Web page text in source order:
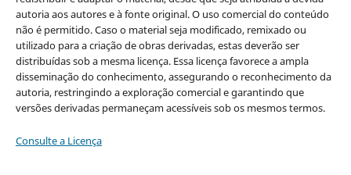
autoria aos autores e à fonte original. O uso comercial do conteúdo
não é permitido. Caso o material seja modificado, remixado ou
utilizado para a criação de obras derivadas, estas deverão ser
distribuídas sob a mesma licença. Essa licença favorece a ampla
disseminação do conhecimento, assegurando o reconhecimento da
autoria, restringindo a exploração comercial e garantindo que
versões derivadas permaneçam acessíveis sob os mesmos termos.
Consulte a Licença